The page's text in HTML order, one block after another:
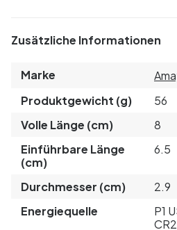
Zusätzliche Informationen
Marke
Produktgewicht (g)
56
Volle Länge (cm)
8
Einführbare Länge
(cm)
6.5
Durchmesser (cm)
2.9
Energiequelle
P1